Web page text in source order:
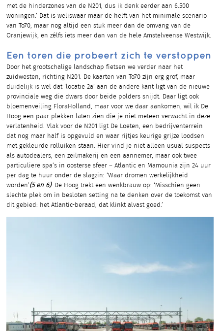
met de hinderzones van de N201, dus ik denk eerder aan 6.500
woningen.’ Dat is weliswaar maar de helft van het minimale scenario
van To70, maar nog altijd een stuk meer dan de omvang van de
Oranjewijk, en zélfs iets meer dan van de hele Amstelveense Westwijk.
Een toren die probeert zich te verstoppen
Door het grootschalige landschap fietsen we verder naar het
zuidwesten, richting N201. De kaarten van To70 zijn erg grof, maar
duidelijk is wel dat ‘locatie 2a’ aan de andere kant ligt van de nieuwe
provinciale weg die dwars door beide polders snijdt. Daar ligt ook
bloemenveiling FloraHolland, maar voor we daar aankomen, wil ik De
Hoog een paar plekken laten zien die je niet meteen verwacht in deze
verlatenheid. Vlak voor de N201 ligt De Loeten, een bedrijventerrein
dat nog maar half is opgevuld en waar rijtjes keurige grijze loodsen
met gekleurde rolluiken staan. Hier vind je niet alleen usual suspects
als autodealers, een zeilmakerij en een aannemer, maar ook twee
particuliere spa’s in oosterse sfeer – Atlantic en Mamounia zijn 24 uur
per dag te huur onder de slagzin: ‘Waar dromen werkelijkheid
worden’(5 en 6). De Hoog trekt een wenkbrauw op: ‘Misschien geen
slechte plek om in besloten setting na te denken over de toekomst van
dit gebied: het Atlantic-beraad, dat klinkt alvast goed.’